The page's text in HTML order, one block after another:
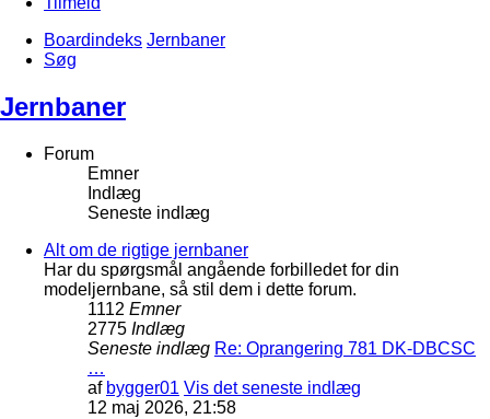
Boardindeks Jernbaner
Søg
Jernbaner
Forum
Emner
Indlæg
Seneste indlæg
Alt om de rigtige jernbaner
Har du spørgsmål angående forbilledet for din
modeljernbane, så stil dem i dette forum.
1112 Emner
2775 Indlæg
Seneste indlæg Re: Oprangering 781 DK-DBCSC
…
af bygger01 Vis det seneste indlæg
12 maj 2026, 21:58